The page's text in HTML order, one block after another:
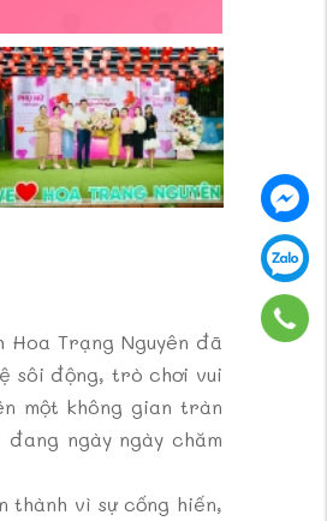
Trạng Nguyên đã
sôi động, trò chơi vui
một không gian tràn
ngày ngày chăm
thành vì sự cống hiến,